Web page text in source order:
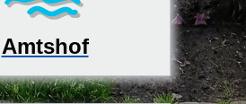
Amtshof